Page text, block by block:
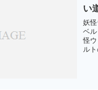
い
妖
ベ
怪
ル